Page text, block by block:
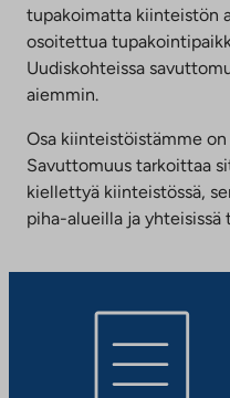
tupakoimatta kiinteistön
osoitettua
Uudiskohteissa
aiemmin.
Osa kiinteistöistämme
Savuttomuus tarkoittaa
kiellettyä kiinteistössä,
piha-alueilla ja yhteisissä